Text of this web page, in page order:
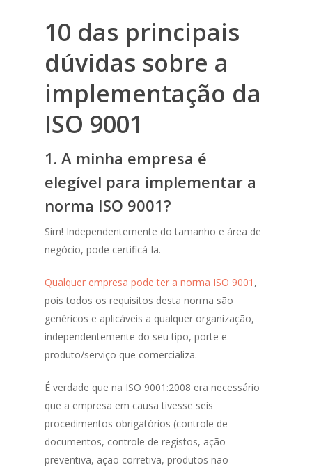
10 das principais
dúvidas sobre a
implementação da
ISO 9001
1. A minha empresa é
elegível para implementar a
norma ISO 9001?
Sim! Independentemente do tamanho e área de
negócio, pode certificá-la.
Qualquer empresa pode ter a norma ISO 9001 ,
pois todos os requisitos desta norma são
genéricos e aplicáveis a qualquer organização,
independentemente do seu tipo, porte e
produto/serviço que comercializa.
É verdade que na ISO 9001:2008 era necessário
que a empresa em causa tivesse seis
procedimentos obrigatórios (controle de
documentos, controle de registos, ação
preventiva, ação corretiva, produtos não-